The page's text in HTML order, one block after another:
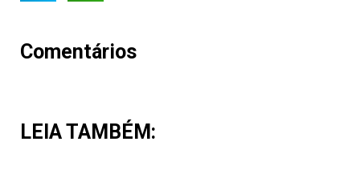
Comentários
LEIA TAMBÉM: